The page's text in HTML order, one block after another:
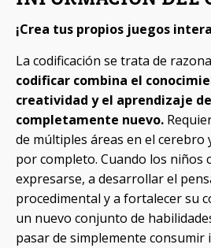
Equipo
Cómo funciona
FAQ
¡Crea tus propios juegos
La codificación se trata de
codificar combina el
creatividad y el aprendizaje
completamente nuevo.
de múltiples áreas en el cerebro
por completo. Cuando los niños
expresarse, a desarrollar el
procedimental y a fortalecer su
un nuevo conjunto de
pasar de simplemente consumir